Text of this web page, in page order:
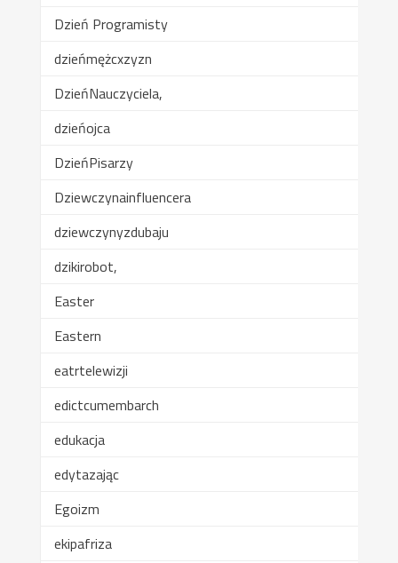
Dzień Programisty
dzieńmężcxzyzn
DzieńNauczyciela,
dzieńojca
DzieńPisarzy
Dziewczynainfluencera
dziewczynyzdubaju
dzikirobot,
Easter
Eastern
eatrtelewizji
edictcumembarch
edukacja
edytazając
Egoizm
ekipafriza